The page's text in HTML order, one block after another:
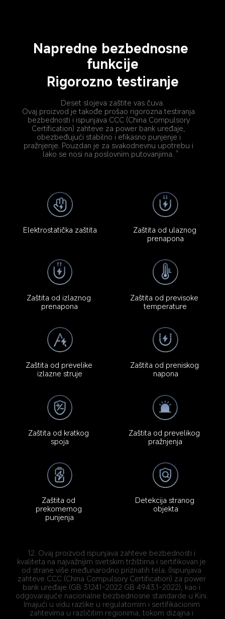
Napredne bezbednosne
funkcije
Rigorozno testiranje
Deset slojeva zaštite vas čuva.
Ovaj proizvod je takođe prošao rigorozna testiranja
bezbednosti i ispunjava CCC (China Compulsory
Certification) zahteve za power bank uređaje,
obezbeđujući stabilno i efikasno punjenje i
pražnjenje. Pouzdan je za svakodnevnu upotrebu i
lako se nosi na poslovnim putovanjima.
12
Elektrostatička zaštita
Zaštita od ulaznog
prenapona
Zaštita od izlaznog
prenapona
Zaštita od previsoke
temperature
Zaštita od prevelike
izlazne struje
Zaštita od preniskog
napona
Zaštita od kratkog
spoja
Zaštita od prevelikog
pražnjenja
Zaštita od
prekomernog
punjenja
Detekcija stranog
objekta
12. Ovaj proizvod ispunjava zahteve bezbednosti i
kvaliteta na najvažnijim svetskim tržištima i sertifikovan je
od strane više međunarodno priznatih tela. (Ispunjava
zahteve CCC (China Compulsory Certification) za power
bank uređaje (GB 31241-2022 GB 4943.1-2022), kao i
odgovarajuće nacionalne bezbednosne standarde u Kini.
Imajući u vidu razlike u regulatornim i sertifikacionim
zahtevima u različitim regionima, tokom dizajna i